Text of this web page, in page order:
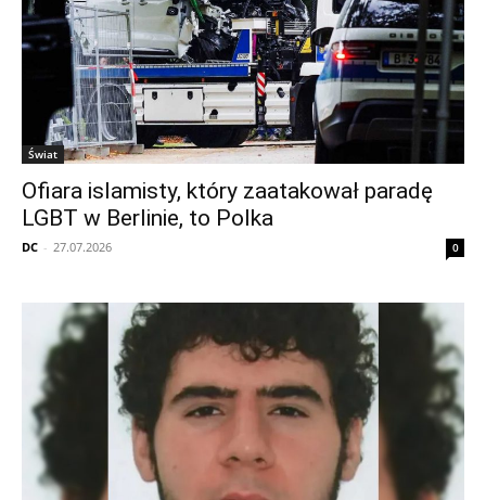
Świat
Ofiara islamisty, który zaatakował paradę
LGBT w Berlinie, to Polka
DC - 27.07.2026 0